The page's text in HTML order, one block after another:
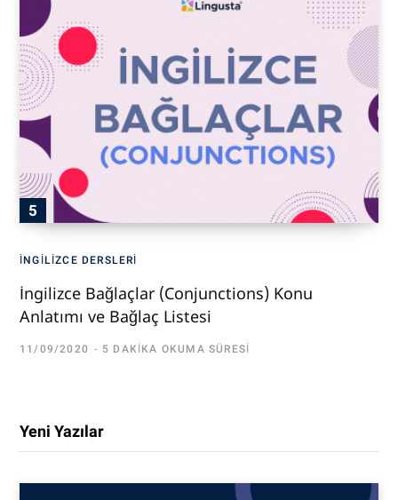
İNGILIZCE DERSLERI
İngilizce Bağlaçlar (Conjunctions) Konu
Anlatımı ve Bağlaç Listesi
11/09/2020 5 DAKIKA OKUMA SÜRESI
Yeni Yazılar